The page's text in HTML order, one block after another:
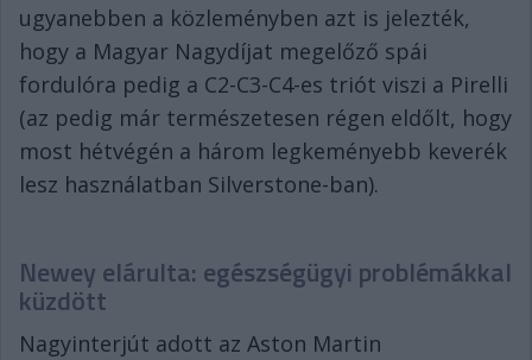
ugyanebben a közleményben azt is jelezték,
hogy a Magyar Nagydíjat megelőző spái
fordulóra pedig a C2-C3-C4-es triót viszi a Pirelli
(az pedig már természetesen régen eldőlt, hogy
most hétvégén a három legkeményebb keverék
lesz használatban Silverstone-ban).
Newey elárulta: egészségügyi problémákkal
küzdött
Nagyinterjút adott az Aston Martin